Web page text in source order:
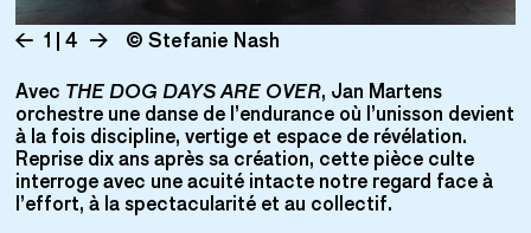
1 | 4 © Stefanie Nash
Avec THE DOG DAYS ARE OVER, Jan Martens
orchestre une danse de l’endurance où l’unisson devient
à la fois discipline, vertige et espace de révélation.
Reprise dix ans après sa création, cette pièce culte
interroge avec une acuité intacte notre regard face à
l’effort, à la spectacularité et au collectif.